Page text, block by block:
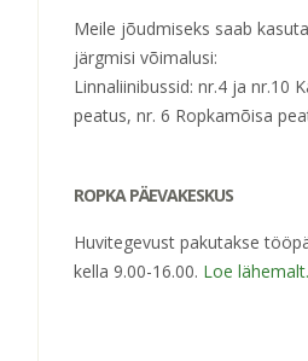
Meile jõudmiseks saab
järgmisi võimalusi:
Linnaliinibussid: nr.4 ja nr.10
peatus, nr. 6 Ropkamõisa
ROPKA PÄEVAKESKUS
Huvitegevust pakutakse
kella 9.00-16.00. Loe